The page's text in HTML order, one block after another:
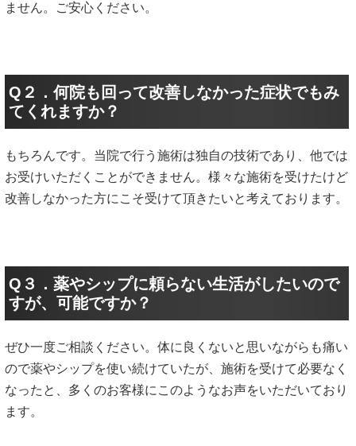
ません。ご安心ください。
Q２．何院も回って改善しなかった症状でもみ
てくれますか？
もちろんです。当院で行う施術は独自の技術であり、他では
お受けいただくことができません。様々な施術を受けたけど
改善しなかった方にこそ受けて頂きたいと考えております。
Q３．薬やシップに頼らない生活がしたいので
すが、可能ですか？
ぜひ一度ご相談ください。体に良くないと思いながらも痛い
ので薬やシップを使い続けていたが、施術を受けて必要なく
なったと、多くのお客様にこのようなお声をいただいており
ます。